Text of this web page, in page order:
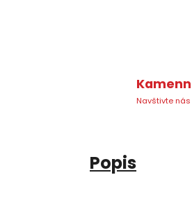
Navštivte nás
Popis